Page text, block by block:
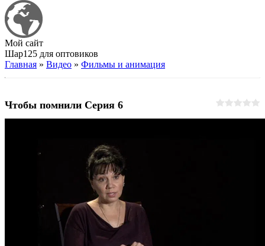
Мой сайт
Шар125 для оптовиков
Главная » Видео » Фильмы и анимация
Чтобы помнили Серия 6